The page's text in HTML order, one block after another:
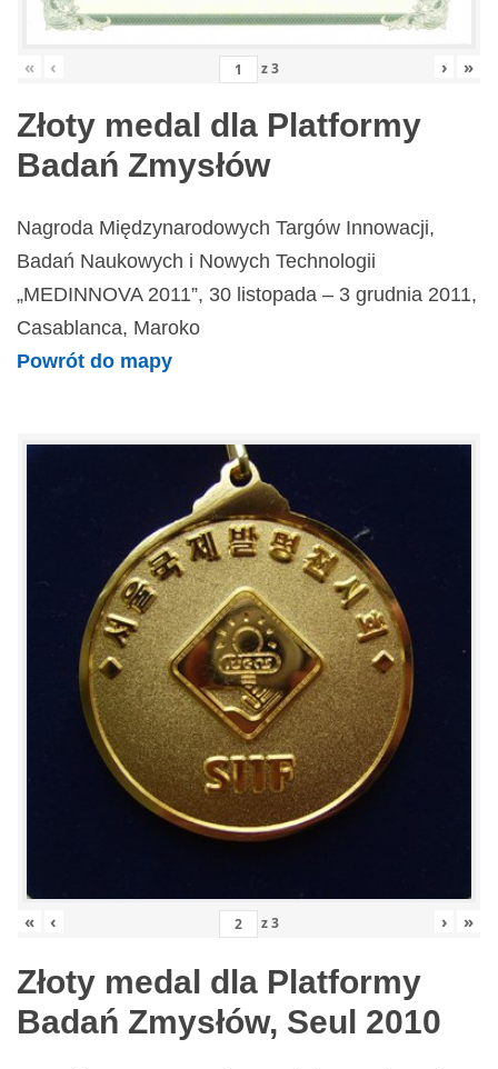
« ‹ z3 › »
Złoty medal dla Platformy
Badań Zmysłów
Nagroda Międzynarodowych Targów Innowacji,
Badań Naukowych i Nowych Technologii
„MEDINNOVA 2011”, 30 listopada – 3 grudnia 2011,
Casablanca, Maroko
Powrót do mapy
« ‹ z3 › »
Złoty medal dla Platformy
Badań Zmysłów, Seul 2010